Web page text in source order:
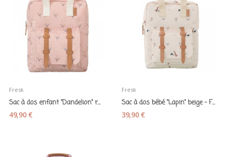
Fresk
Sac à dos enfant "Dandelion" rose - Fresk
49,90 €
Fresk
Sac à dos bébé "Lapin" beige - Fresk
39,90 €